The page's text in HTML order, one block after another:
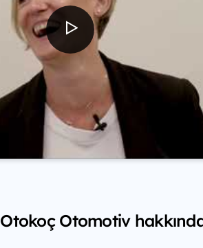
Otokoç Otomotiv